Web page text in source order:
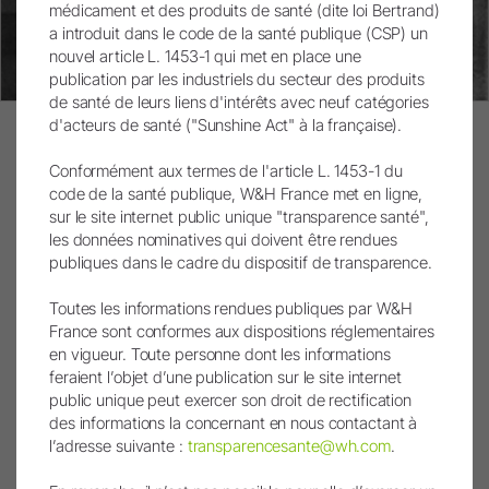
Fig.10 : Six bons mois plus tard, après la pose de la couronne
définitive, la radio de contrôle montre une structure de tissu dur
Discussion
Les augmentations de plancher sinusien interne sont
traditionnellement effectuées à l'aide d’instruments
manuels, en associant un effet de martèlement à une
préparation du site implantaire par des moyens rotatifs.
L'expérience a appris à l’auteur que les systèmes
piézochirurgicaux modernes rendent cette procédure
nettement moins traumatique car l’effet de cavitation
médicament et des produits de santé (dite loi Bertrand)
a introduit dans le code de la santé publique (CSP) un
nouvel article L. 1453-1 qui met en place une
publication par les industriels du secteur des produits
de santé de leurs liens d'intérêts avec neuf catégories
d'acteurs de santé ("Sunshine Act" à la française).
Conformément aux termes de l'article L. 1453-1 du
code de la santé publique, W&H France met en ligne,
sur le site internet public unique "transparence santé",
les données nominatives qui doivent être rendues
publiques dans le cadre du dispositif de transparence.
Toutes les informations rendues publiques par W&H
France sont conformes aux dispositions réglementaires
en vigueur. Toute personne dont les informations
feraient l’objet d’une publication sur le site internet
public unique peut exercer son droit de rectification
des informations la concernant en nous contactant à
l’adresse suivante : transparencesante@wh.com.